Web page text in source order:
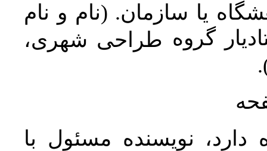
یا سازمان. (نام و نام
گروه طراحی شهری،
نویسنده مسئول با